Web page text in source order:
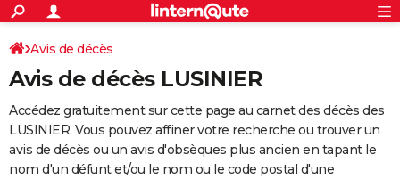
ACTUALITÉS
Politique
Société
Faits Divers
Education
Monde
Villes
+
SPORT
Coupe du monde 2026
Football
Tennis
Cyclisme
Rugby
Forum
Programme TV
TNTStreaming
Cinéma
Sorties cinéma
Musique
+FINANCE
Retraite
Epargne
Immobilier
Risques naturels par ville
Banque
Assurance
AUTO
Avis de décès
Avis de décès LUSINIER
Accédez gratuitement sur cette page au carnet des décès des
LUSINIER. Vous pouvez affiner votre recherche ou trouver un
avis de décès ou un avis d'obsèques plus ancien en tapant le
nom d'un défunt et/ou le nom ou le code postal d'une